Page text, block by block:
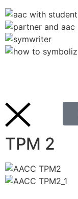
TPM 2